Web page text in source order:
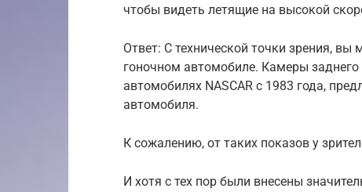
чтобы видеть летящие на высокой
Ответ: С технической точки зрения,
гоночном автомобиле. Камеры
автомобилях NASCAR с 1983 года,
автомобиля.
К сожалению, от таких показов у
И хотя с тех пор были внесены